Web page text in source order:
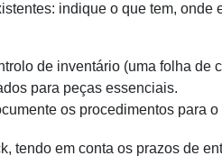
indique o que tem, onde
de inventário (uma folha
para peças essenciais.
os procedimentos para
tendo em conta os prazos de